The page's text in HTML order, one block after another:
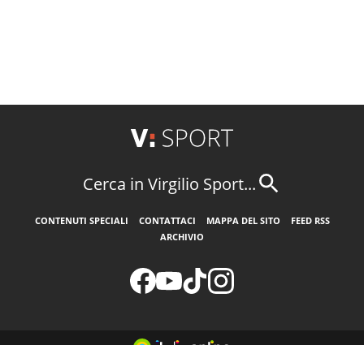
Cerca in Virgilio Sport...
CONTENUTI SPECIALI CONTATTACI MAPPA DEL SITO
FEED RSS
ARCHIVIO